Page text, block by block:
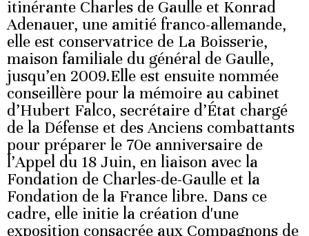
itinérante Charles de Gaulle et Konrad
Adenauer, une amitié franco-allemande,
elle est conservatrice de La Boisserie,
maison familiale du général de Gaulle,
jusqu’en 2009.Elle est ensuite nommée
conseillère pour la mémoire au cabinet
d’Hubert Falco, secrétaire d’État chargé
de la Défense et des Anciens combattants
pour préparer le 70e anniversaire de
l’Appel du 18 Juin, en liaison avec la
Fondation de Charles-de-Gaulle et la
Fondation de la France libre. Dans ce
cadre, elle initie la création d'une
exposition consacrée aux Compagnons de